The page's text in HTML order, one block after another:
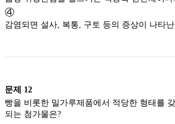
④
감염되면 설사, 복통, 구토 등의 증상이 나타난
문제 12
빵을 비롯한 밀가루제품에서 적당한 형태를
되는 첨가물은?